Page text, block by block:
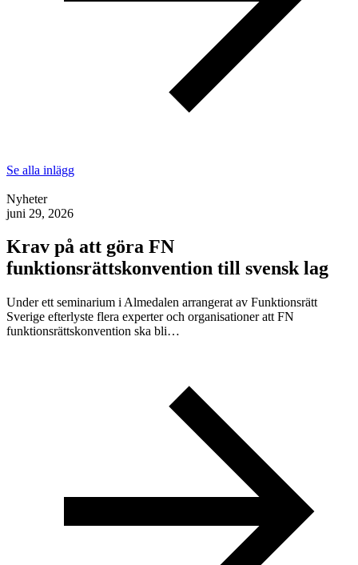
Se alla inlägg
Nyheter
juni 29, 2026
Krav på att göra FN
funktionsrättskonvention till svensk lag
Under ett seminarium i Almedalen arrangerat av Funktionsrätt
Sverige efterlyste flera experter och organisationer att FN
funktionsrättskonvention ska bli…